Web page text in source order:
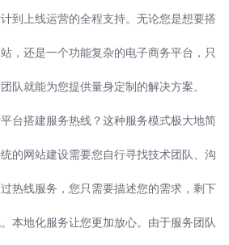
到上线运营的全程支持。无论您是想要搭
，还是一个功能复杂的电子商务平台，只
队就能为您提供量身定制的解决方案。
台搭建服务热线？这种服务模式极大地简
的网站建设需要您自行寻找技术团队、沟
热线服务，您只需要描述您的需求，剩下
本地化服务让您更加放心。由于服务团队